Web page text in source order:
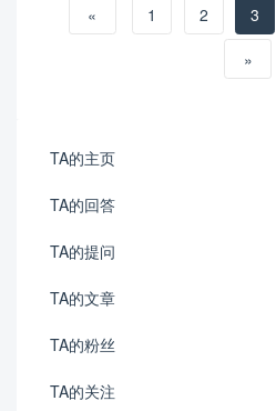
« 1 2 3
»
TA的主页
TA的回答
TA的提问
TA的文章
TA的粉丝
TA的关注